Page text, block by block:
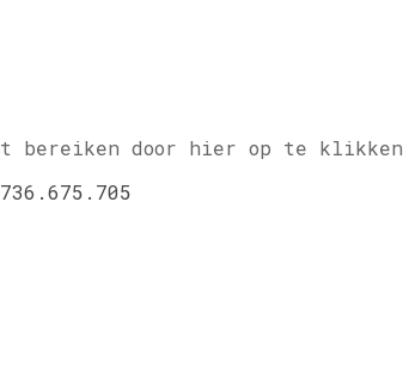
bereiken door hier op te klikken